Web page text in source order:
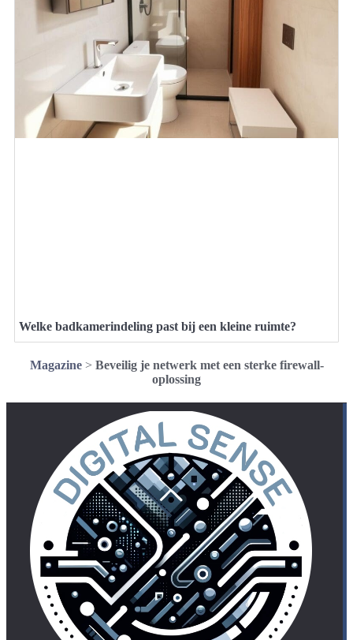
Welke badkamerindeling past bij een kleine ruimte?
Magazine> Beveilig je netwerk met een sterke firewall-
oplossing